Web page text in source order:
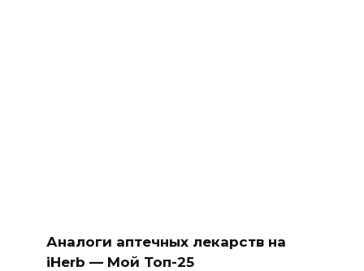
Аналоги аптечных лекарств на
iHerb — Мой Топ-25